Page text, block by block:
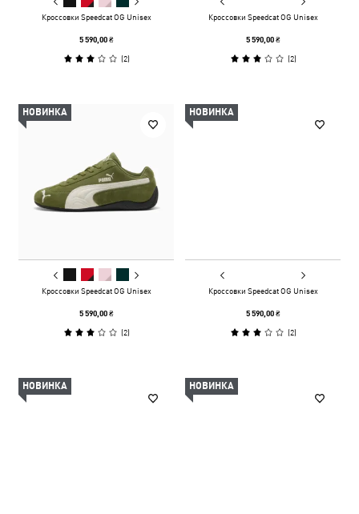
Кроссовки Speedcat OG Unisex
5 590,00 ₴
(2)
Кроссовки Speedcat OG Unisex
5 590,00 ₴
(2)
НОВИНКА
Кроссовки Speedcat OG Unisex
5 590,00 ₴
(2)
НОВИНКА
Кроссовки Speedcat OG Unisex
5 590,00 ₴
(2)
НОВИНКА НОВИНКА